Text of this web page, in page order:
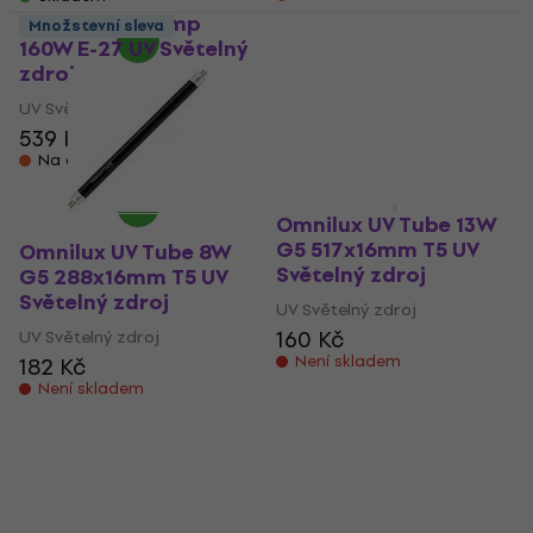
Omnilux UV Lamp
160W E-27 UV Světelný
zdroj
UV Světelný zdroj
539 Kč
Na cestě
Množstevní sleva
Omnilux UV Tube 8W
G5 288x16mm T5 UV
Světelný zdroj
UV Světelný zdroj
182 Kč
Není skladem
Omnilux UV Tube 13W
G5 517x16mm T5 UV
Světelný zdroj
UV Světelný zdroj
160 Kč
Není skladem